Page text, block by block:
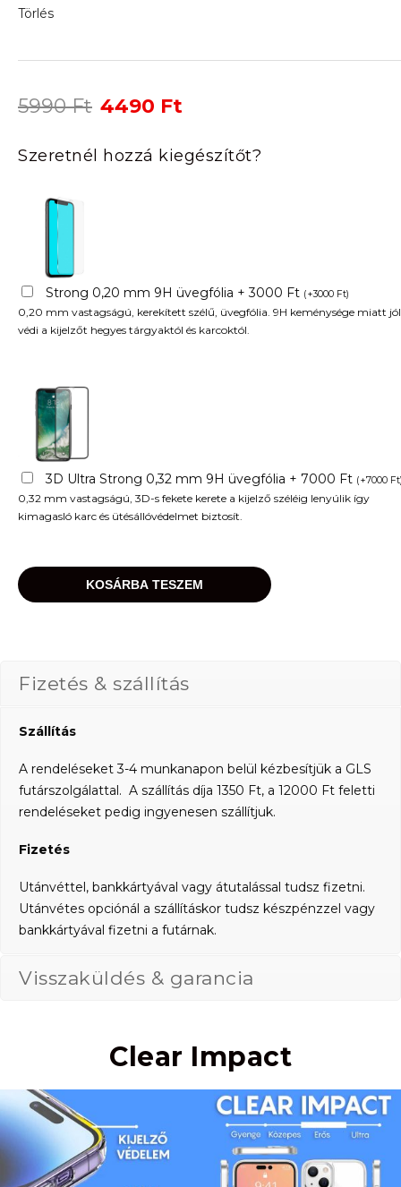
Törlés
5990Ft Original
was:
5990 Ft.
4490 Ft
is:
4490 Ft.
Szeretnél hozzá kiegészítőt?
Strong 0,20 mm 9H üvegfólia + 3000 Ft (+3000 Ft)
0,20 mm vastagságú, kerekített szélű, üvegfólia. 9H keménysége miatt jól
védi a kijelzőt hegyes tárgyaktól és karcoktól.
3D Ultra Strong 0,32 mm 9H üvegfólia + 7000 Ft (+7000 Ft
0,32 mm vastagságú, 3D-s fekete kerete a kijelző széléig lenyúlik így
kimagasló karc és ütésállóvédelmet biztosít.
KOSÁRBA TESZEM
Fizetés & szállítás
Szállítás
A rendeléseket 3-4 munkanapon belül kézbesítjük a GLS
futárszolgálattal. A szállítás díja 1350 Ft, a 12000 Ft feletti
rendeléseket pedig ingyenesen szállítjuk.
Fizetés
Utánvéttel, bankkártyával vagy átutalással tudsz fizetni.
Utánvétes opciónál a szállításkor tudsz készpénzzel vagy
bankkártyával fizetni a futárnak.
Visszaküldés & garancia
Clear Impact